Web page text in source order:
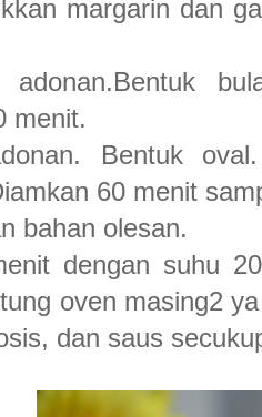
margarin dan
adonan.Bentuk
menit.
Bentuk
60 menit
bahan olesan.
dengan suhu
oven masing2
dan saus